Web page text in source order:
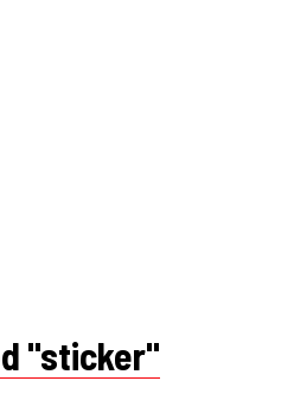
"sticker"